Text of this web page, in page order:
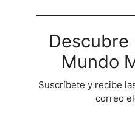
Descubre
Mundo
Suscríbete y recibe
correo